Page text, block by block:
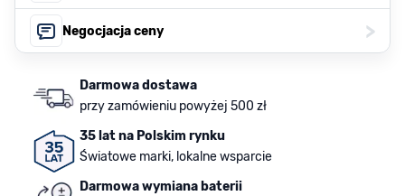
Negocjacja ceny >
Darmowa dostawa
przy zamówieniu powyżej 500 zł
35 lat na Polskim rynku
Światowe marki, lokalne wsparcie
Darmowa wymiana baterii